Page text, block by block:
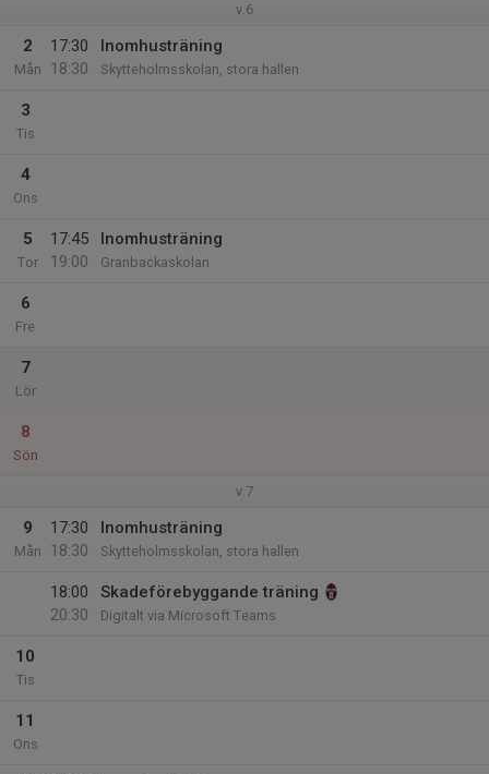
v.6
2
Mån
17:30
18:30
Inomhusträning
Skytteholmsskolan, stora hallen
3
Tis
4
Ons
5
Tor
17:45
19:00
Inomhusträning
Granbackaskolan
6
Fre
7
Lör
8
Sön
v.7
9
Mån
17:30
18:30
Inomhusträning
Skytteholmsskolan, stora hallen
18:00
20:30
Skadeförebyggande träning
Digitalt via Microsoft Teams
10
Tis
11
Ons